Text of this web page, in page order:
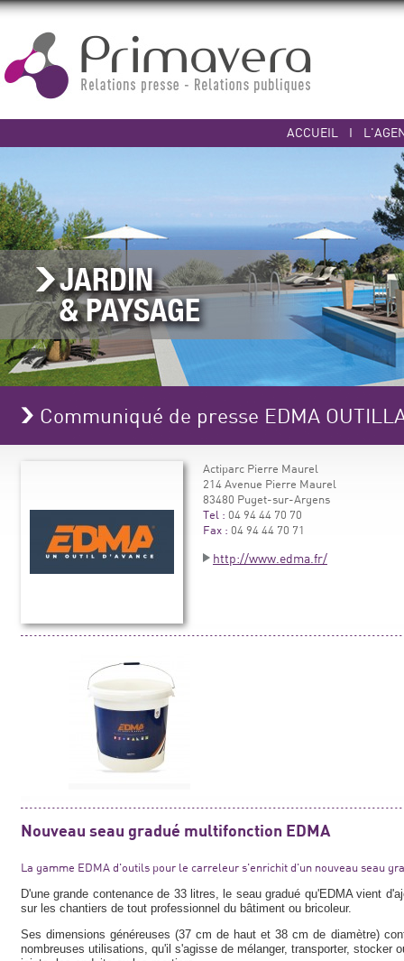
ACCUEIL I
Communiqué de presse EDMA
Actiparc Pierre Maurel
214 Avenue Pierre Maurel
83480 Puget-sur-Argens
Tel : 04 94 44 70 70
Fax : 04 94 44 70 71
http://www.edma.fr/
Nouveau seau gradué multifonction EDMA
La gamme EDMA d'outils pour le carreleur s'enrichit d'un nouveau seau
D'une grande contenance de 33 litres, le seau gradué qu'EDMA vient
sur les chantiers de tout professionnel du bâtiment ou bricoleur.
Ses dimensions généreuses (37 cm de haut et 38 cm de diamètre)
nombreuses utilisations, qu'il s'agisse de mélanger, transporter, stocker